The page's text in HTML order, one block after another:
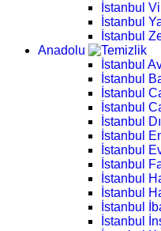
İstanbul
İstanbul
İstanbul
Anadolu
İstanbul
İstanbul
İstanbul
İstanbul
İstanbul
İstanbul
İstanbul
İstanbul
İstanbul
İstanbul
İstanbul
İstanbul